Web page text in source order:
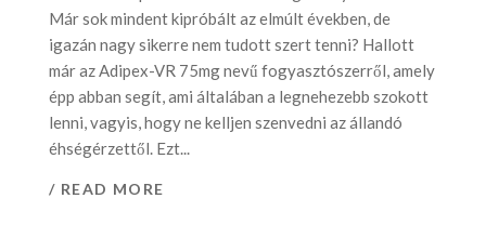
Már sok mindent kipróbált az elmúlt években, de
igazán nagy sikerre nem tudott szert tenni? Hallott
már az Adipex-VR 75mg nevű fogyasztószerről, amely
épp abban segít, ami általában a legnehezebb szokott
lenni, vagyis, hogy ne kelljen szenvedni az állandó
éhségérzettől. Ezt...
/ READ MORE